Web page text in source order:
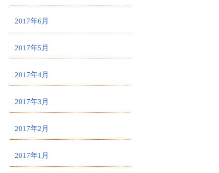
2017年6月
2017年5月
2017年4月
2017年3月
2017年2月
2017年1月